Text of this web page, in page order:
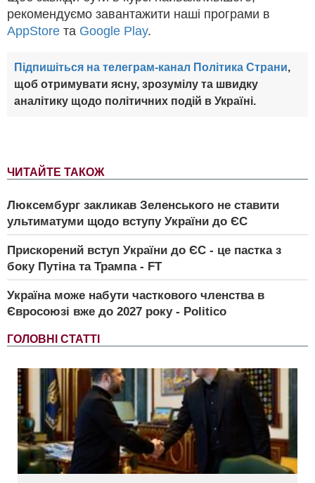
ЧИТАЙТЕ ТАКОЖ
Люксембург закликав Зеленського не ставити
ультиматуми щодо вступу України до ЄС
Прискорений вступ України до ЄС - це пастка з
боку Путіна та Трампа - FT
Україна може набути часткового членства в
Євросоюзі вже до 2027 року - Politico
рекомендуємо завантажити наші програми в
AppStore та Google Play.
Підпишіться на телеграм-канал Політика Страни,
щоб отримувати ясну, зрозумілу та швидку
аналітику щодо політичних подій в Україні.
ГОЛОВНІ СТАТТІ